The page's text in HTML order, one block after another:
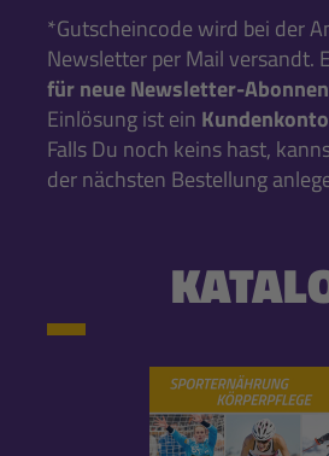
*Gutscheincode wird bei der
Newsletter per Mail versandt.
für neue Newsletter-
Einlösung ist ein
Falls Du noch keins hast,
der nächsten Bestellung